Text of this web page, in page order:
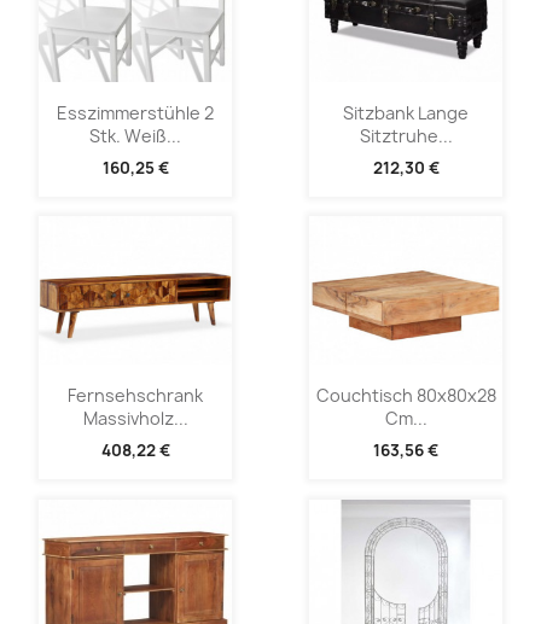
Esszimmerstühle 2
Stk. Weiß...
160,25 €
Sitzbank Lange
Sitztruhe...
212,30 €
Fernsehschrank
Massivholz...
408,22 €
Couchtisch 80x80x28
Cm...
163,56 €